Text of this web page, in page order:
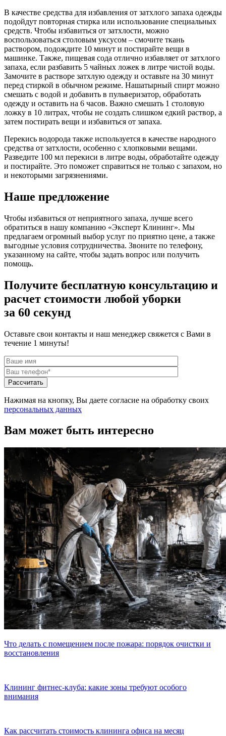
В качестве средства для избавления от затхлого запаха одежды
подойдут повторная стирка или использование специальных
средств. Чтобы избавиться от затхлости, можно
воспользоваться столовым уксусом – смочите ткань
раствором, подождите 10 минут и постирайте вещи в
машинке. Также, пищевая сода отлично избавляет от затхлого
запаха, если разбавить 5 чайных ложек в литре чистой воды.
Замочите в растворе затхлую одежду и оставьте на 30 минут
перед стиркой в обычном режиме. Нашатырный спирт можно
смешать с водой и добавить в пульверизатор, обработать
одежду и оставить на 6 часов. Важно смешать 1 столовую
ложку в 10 литрах, чтобы не создать слишком едкий раствор, а
затем постирать вещи и избавиться от запаха.
Перекись водорода также используется в качестве народного
средства от затхлости, особенно с хлопковыми вещами.
Разведите 100 мл перекиси в литре воды, обработайте одежду
и постирайте. Это поможет справиться не только с запахом, но
и некоторыми загрязнениями.
Наше предложение
Чтобы избавиться от неприятного запаха, лучше всего
обратиться в нашу компанию «Эксперт Клининг». Мы
предлагаем огромный выбор услуг по приятно цене, а также
выгодные условия сотрудничества. Звоните по телефону,
указанному на сайте, чтобы задать вопрос или получить
помощь.
Получите бесплатную консультацию и
расчет стоимости любой уборки
за 60 секунд
Оставьте свои контакты и наш менеджер свяжется с Вами в
течение 1 минуты!
Нажимая на кнопку, Вы даете согласие на обработку своих
персональных данных
Вам может быть интересно
Что делать с помещением после пожара: порядок очистки и
восстановления
Клининг фитнес-клуба: какие зоны требуют особого
внимания
Как рассчитать стоимость клининга офиса на месяц